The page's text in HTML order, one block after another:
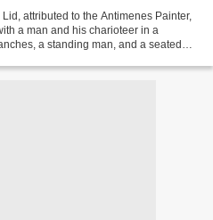
attributed to the Antimenes Painter,
a man and his charioteer in a
a standing man, and a seated